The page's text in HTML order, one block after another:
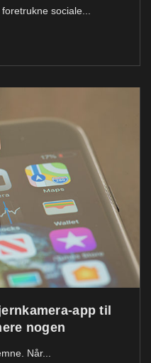
sociale...
app til
nogen
Når...